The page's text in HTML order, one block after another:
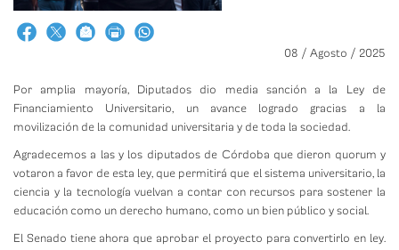
08 / Agosto / 2025
Por amplia mayoría, Diputados dio media sanción a la Ley de
Financiamiento Universitario, un avance logrado gracias a la
movilización de la comunidad universitaria y de toda la sociedad.
Agradecemos a las y los diputados de Córdoba que dieron quorum y
votaron a favor de esta ley, que permitirá que el sistema universitario, la
ciencia y la tecnología vuelvan a contar con recursos para sostener la
educación como un derecho humano, como un bien público y social.
El Senado tiene ahora que aprobar el proyecto para convertirlo en ley.